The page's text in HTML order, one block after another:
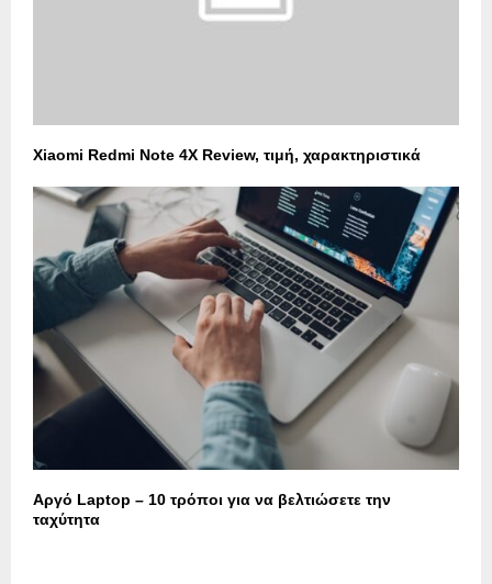
Xiaomi Redmi Note 4X Review, τιμή, χαρακτηριστικά
Αργό Laptop – 10 τρόποι για να βελτιώσετε την
ταχύτητα